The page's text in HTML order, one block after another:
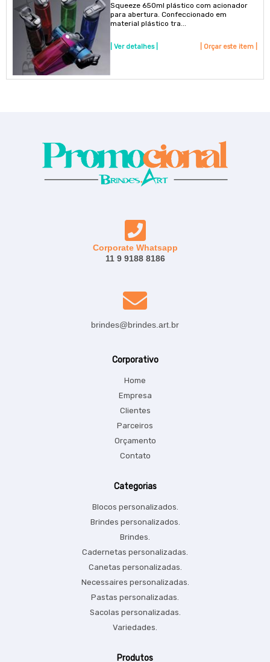
Squeeze 650ml plástico com acionador
para abertura. Confeccionado em
material plástico tra...
| Ver detalhes | | Orçar este item |
Corporate Whatsapp
11 9 9188 8186
brindes@brindes.art.br
Corporativo
Home
Empresa
Clientes
Parceiros
Orçamento
Contato
Categorias
Blocos personalizados.
Brindes personalizados.
Brindes.
Cadernetas personalizadas.
Canetas personalizadas.
Necessaires personalizadas.
Pastas personalizadas.
Sacolas personalizadas.
Variedades.
Produtos